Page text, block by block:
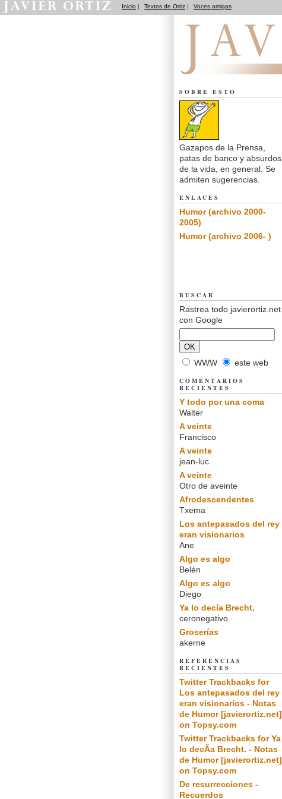
Inicio | Textos de Ortiz | Voces amigas
SOBRE ESTO
Gazapos de la Prensa,
patas de banco y absurdos
de la vida, en general. Se
admiten sugerencias.
ENLACES
Humor (archivo 2000-
2005)
Humor (archivo 2006- )
BUSCAR
Rastrea todo javierortiz.net
con Google
WWW este web
COMENTARIOS
RECIENTES
Y todo por una coma
Walter
A veinte
Francisco
A veinte
jean-luc
A veinte
Otro de aveinte
Afrodescendentes
Txema
Los antepasados del rey
eran visionarios
Ane
Algo es algo
Belén
Algo es algo
Diego
Ya lo decía Brecht.
ceronegativo
Groserías
akerne
REFERENCIAS
RECIENTES
Twitter Trackbacks for
Los antepasados del rey
eran visionarios - Notas
de Humor [javierortiz.net]
on Topsy.com
Twitter Trackbacks for Ya
lo decÃ­a Brecht. - Notas
de Humor [javierortiz.net]
on Topsy.com
De resurrecciones -
Recuerdos